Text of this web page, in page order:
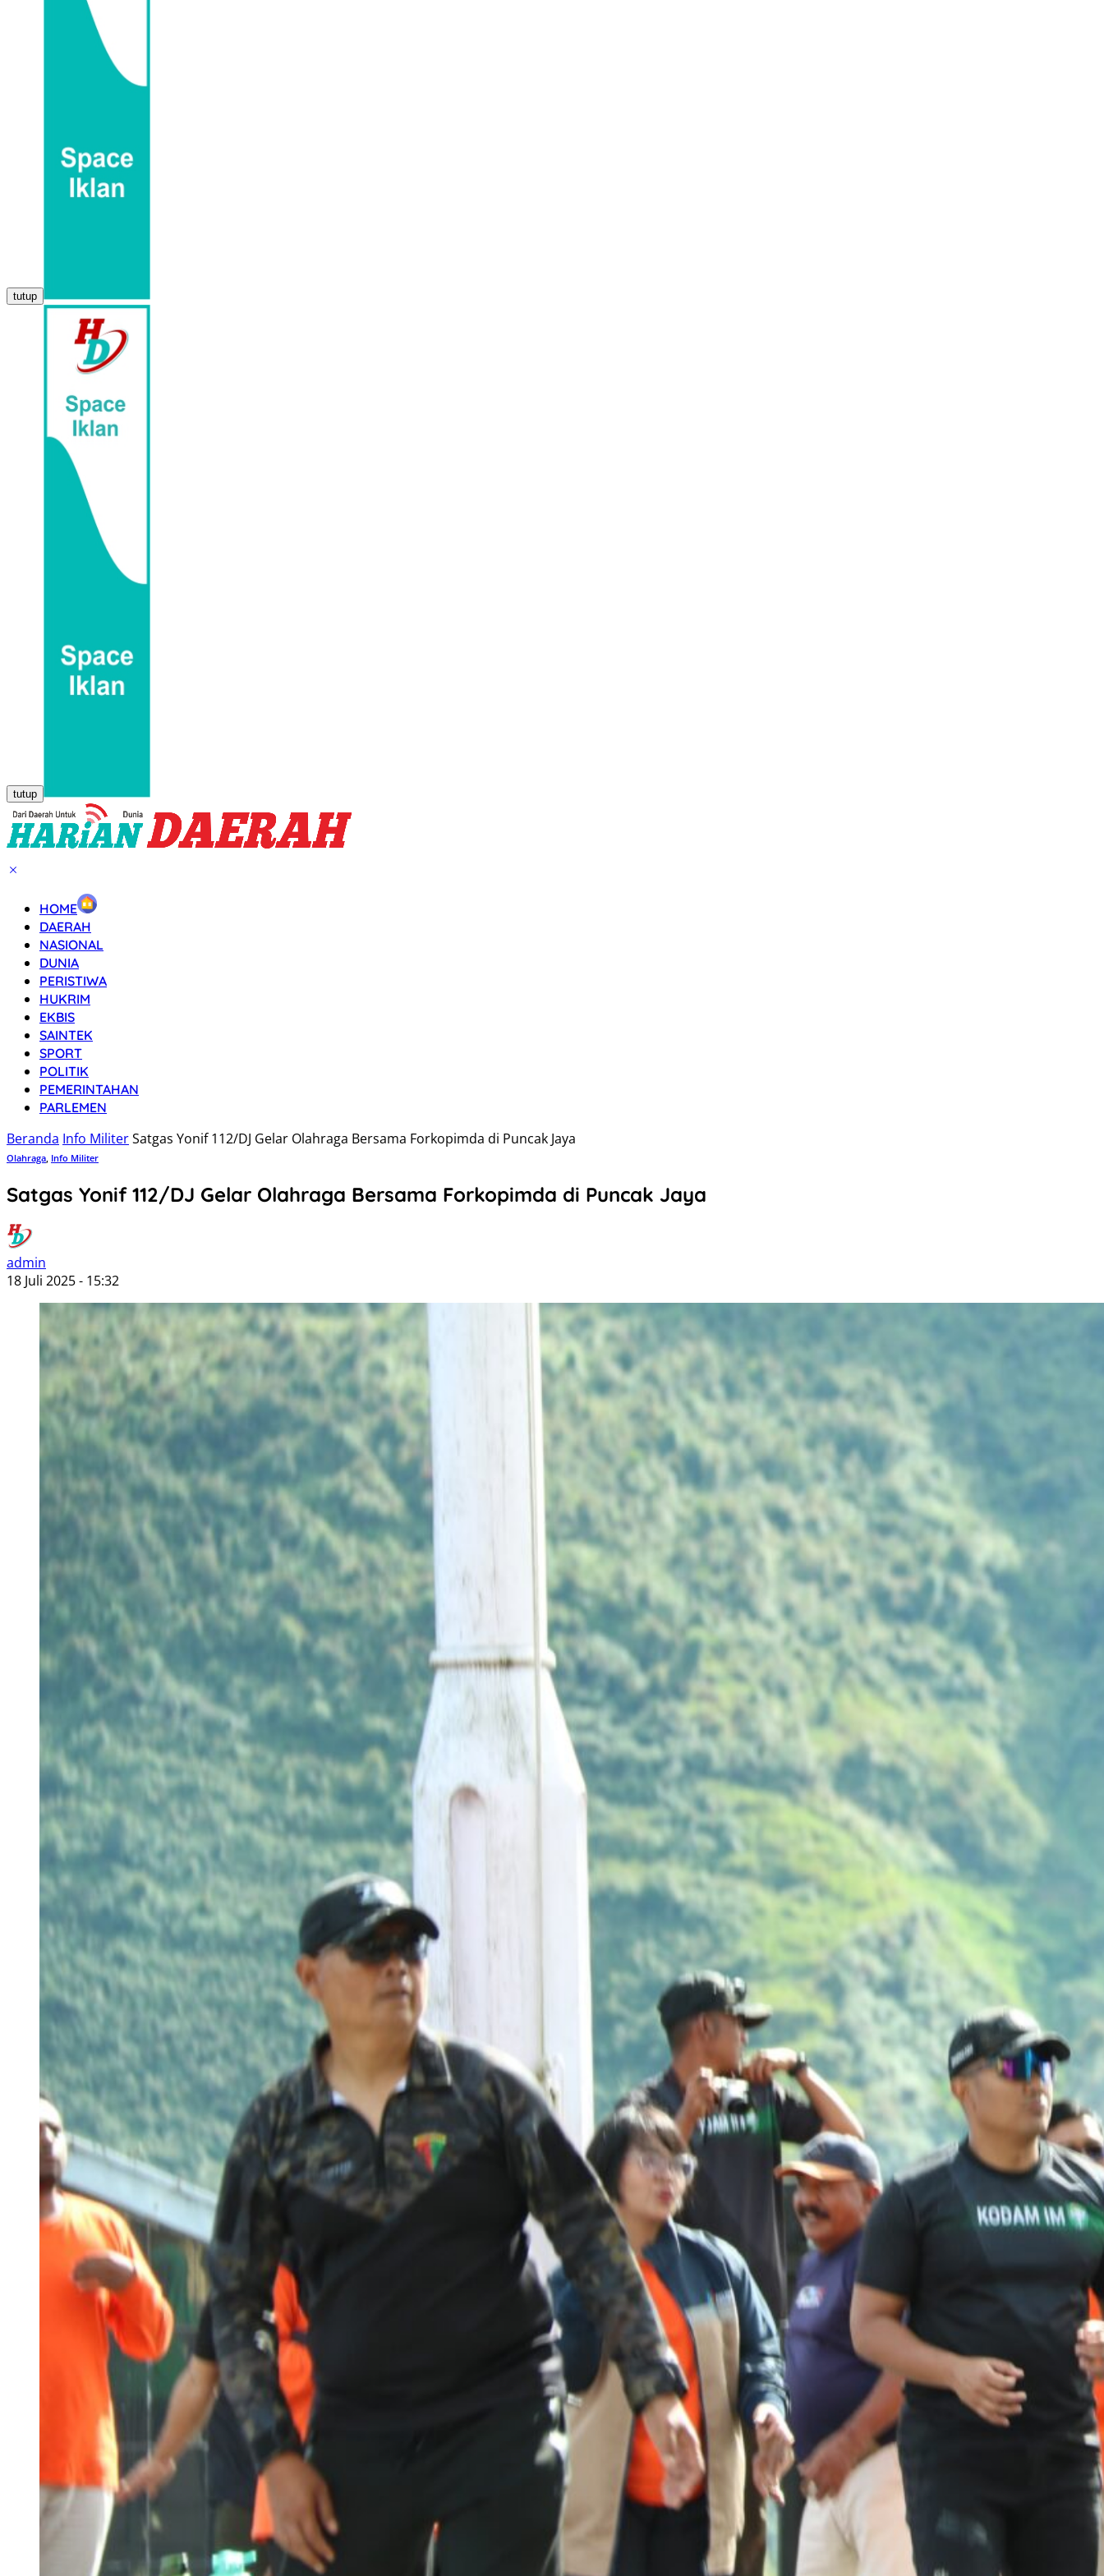
tutup
tutup
HOME
DAERAH
NASIONAL
DUNIA
PERISTIWA
HUKRIM
EKBIS
SAINTEK
SPORT
POLITIK
PEMERINTAHAN
PARLEMEN
Beranda Info MiliterSatgas Yonif 112/DJ Gelar Olahraga Bersama Forkopimda di Puncak Jaya
Olahraga, Info Militer
Satgas Yonif 112/DJ Gelar Olahraga Bersama Forkopimda di Puncak Jaya
admin
18 Juli 2025 - 15:32